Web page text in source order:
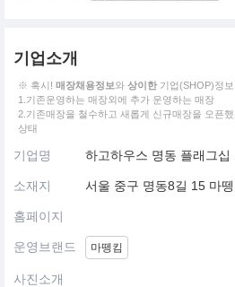
기업소개
※ 혹시! 매장채용정보와 상이한 기업(SHOP)정
1.기존운영하는 매장외에 추가 운영하는 매장
2.기존매장을 철수하고 새롭게 신규매장을 오픈
상태
기업명 하고하우스 명동 플래그십
소재지 서울 중구 명동8길 15 마뗑
홈페이지
운영브랜드 마뗑킴
사진소개